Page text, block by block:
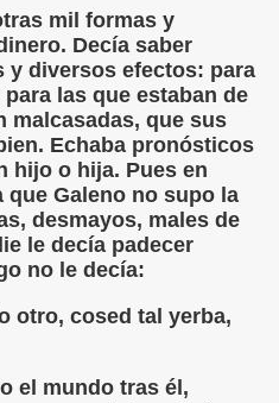
mil formas y
Decía saber
y diversos efectos: para
las que estaban de
malcasadas, que sus
Echaba pronósticos
hijo o hija. Pues en
que Galeno no supo la
desmayos, males de
le decía padecer
no le decía:
otro, cosed tal yerba,
el mundo tras él,
Rodrigo)
de la Mano de